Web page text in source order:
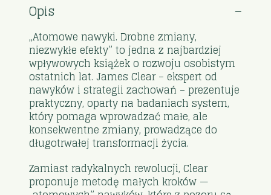
Opis
„Atomowe nawyki. Drobne zmiany,
niezwykłe efekty” to jedna z najbardziej
wpływowych książek o rozwoju osobistym
ostatnich lat. James Clear – ekspert od
nawyków i strategii zachowań – prezentuje
praktyczny, oparty na badaniach system,
który pomaga wprowadzać małe, ale
konsekwentne zmiany, prowadzące do
długotrwałej transformacji życia.
Zamiast radykalnych rewolucji, Clear
proponuje metodę małych kroków —